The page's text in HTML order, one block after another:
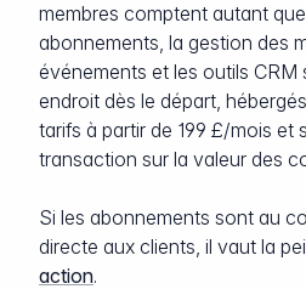
membres comptent autant
abonnements, la gestion des
événements et les outils CRM
endroit dès le départ,
tarifs à partir de 199 £/mois et
transaction sur la valeur des
Si les abonnements sont au
directe aux clients, il vaut la
action.